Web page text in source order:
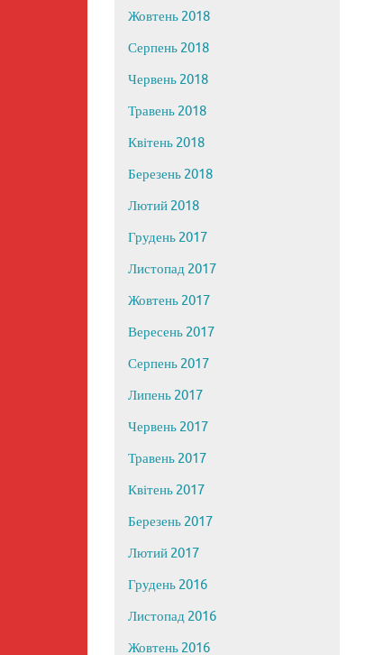
Жовтень 2018
Серпень 2018
Червень 2018
Травень 2018
Квітень 2018
Березень 2018
Лютий 2018
Грудень 2017
Листопад 2017
Жовтень 2017
Вересень 2017
Серпень 2017
Липень 2017
Червень 2017
Травень 2017
Квітень 2017
Березень 2017
Лютий 2017
Грудень 2016
Листопад 2016
Жовтень 2016